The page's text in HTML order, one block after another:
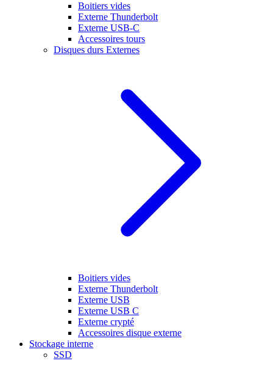
Boitiers vides
Externe Thunderbolt
Externe USB-C
Accessoires tours
Disques durs Externes
Boitiers vides
Externe Thunderbolt
Externe USB
Externe USB C
Externe crypté
Accessoires disque externe
Stockage interne
SSD